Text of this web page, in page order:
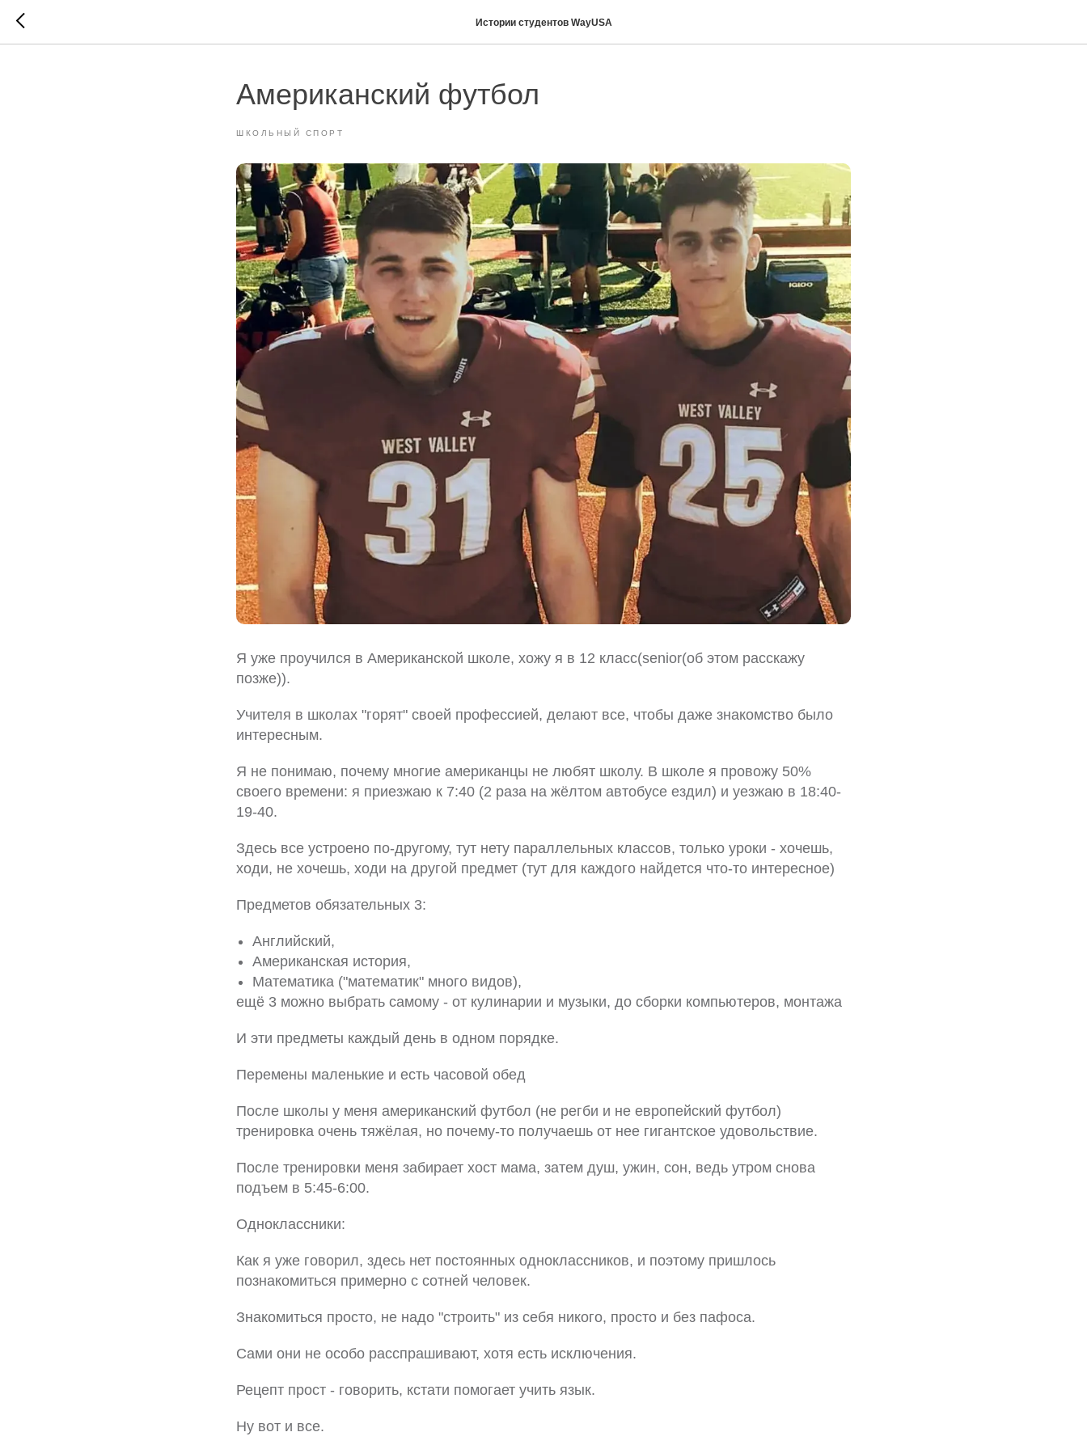
Истории студентов WayUSA
Американский футбол
ШКОЛЬНЫЙ СПОРТ
Я уже проучился в Американской школе, хожу я в 12 класс(senior(об этом расскажу
позже)).
Учителя в школах "горят" своей профессией, делают все, чтобы даже знакомство было
интересным.
Я не понимаю, почему многие американцы не любят школу. В школе я провожу 50%
своего времени: я приезжаю к 7:40 (2 раза на жёлтом автобусе ездил) и уезжаю в 18:40-
19-40.
Здесь все устроено по-другому, тут нету параллельных классов, только уроки - хочешь,
ходи, не хочешь, ходи на другой предмет (тут для каждого найдется что-то интересное)
Предметов обязательных 3:
Английский,
Американская история,
Математика ("математик" много видов),
ещё 3 можно выбрать самому - от кулинарии и музыки, до сборки компьютеров, монтажа
И эти предметы каждый день в одном порядке.
Перемены маленькие и есть часовой обед
После школы у меня американский футбол (не регби и не европейский футбол)
тренировка очень тяжёлая, но почему-то получаешь от нее гигантское удовольствие.
После тренировки меня забирает хост мама, затем душ, ужин, сон, ведь утром снова
подъем в 5:45-6:00.
Одноклассники:
Как я уже говорил, здесь нет постоянных одноклассников, и поэтому пришлось
познакомиться примерно с сотней человек.
Знакомиться просто, не надо "строить" из себя никого, просто и без пафоса.
Сами они не особо расспрашивают, хотя есть исключения.
Рецепт прост - говорить, кстати помогает учить язык.
Ну вот и все.